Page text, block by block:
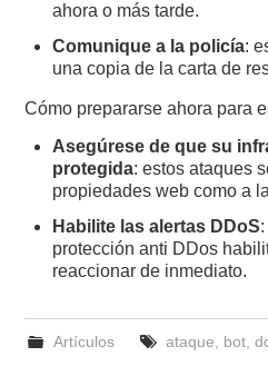
ahora o más tarde.
Comunique a la policía:
una copia de la carta de
Cómo prepararse ahora para
Asegúrese de que su
protegida: estos ataques
propiedades web como a
Habilite las alertas DDoS
protección anti DDos
reaccionar de inmediato.
Artículos ataque bot,